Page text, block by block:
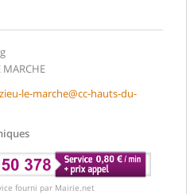
MARCHE
le-marche@cc-hauts-du-
fourni par Mairie.net